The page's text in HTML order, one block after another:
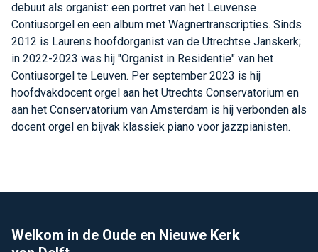
debuut als organist: een portret van het Leuvense
Contiusorgel en een album met Wagnertranscripties. Sinds
2012 is Laurens hoofdorganist van de Utrechtse Janskerk;
in 2022-2023 was hij "Organist in Residentie" van het
Contiusorgel te Leuven. Per september 2023 is hij
hoofdvakdocent orgel aan het Utrechts Conservatorium en
aan het Conservatorium van Amsterdam is hij verbonden als
docent orgel en bijvak klassiek piano voor jazzpianisten.
Welkom in de Oude en Nieuwe Kerk